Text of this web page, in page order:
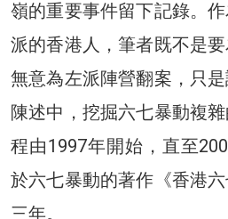
嶺的重要事件留下記錄。
派的香港人，筆者既不是
無意為左派陣營翻案，只
陳述中，挖掘六七暴動複
程由1997年開始，直至
於六七暴動的著作《香港
三年。